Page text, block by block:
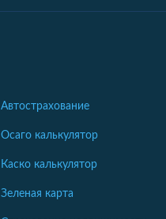
Автострахование
Осаго калькулятор
Каско калькулятор
Зеленая карта